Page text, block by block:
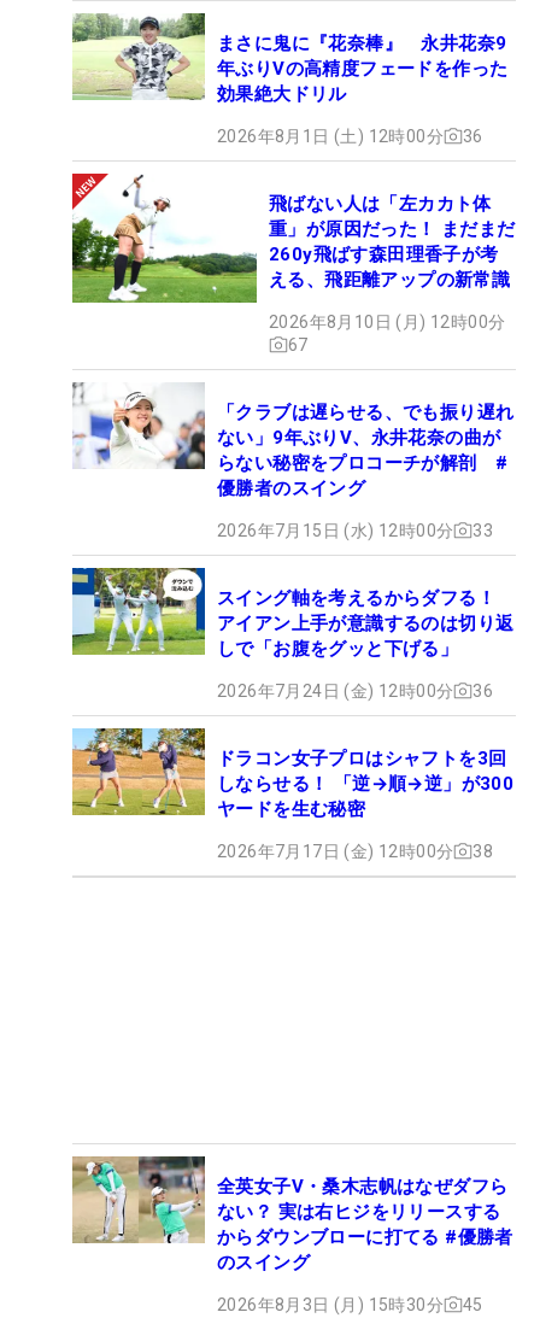
まさに鬼に『花奈棒』 永井花奈9
年ぶりVの高精度フェードを作った
効果絶大ドリル
2026年8月1日 (土) 12時00分 36
飛ばない人は「左カカト体
重」が原因だった！ まだまだ
260y飛ばす森田理香子が考
える、飛距離アップの新常識
2026年8月10日 (月) 12時00分
67
「クラブは遅らせる、でも振り遅れ
ない」9年ぶりV、永井花奈の曲が
らない秘密をプロコーチが解剖 #
優勝者のスイング
2026年7月15日 (水) 12時00分 33
スイング軸を考えるからダフる！
アイアン上手が意識するのは切り返
しで「お腹をグッと下げる」
2026年7月24日 (金) 12時00分 36
ドラコン女子プロはシャフトを3回
しならせる！ 「逆→順→逆」が300
ヤードを生む秘密
2026年7月17日 (金) 12時00分 38
全英女子V・桑木志帆はなぜダフら
ない？ 実は右ヒジをリリースする
からダウンブローに打てる #優勝者
のスイング
2026年8月3日 (月) 15時30分 45